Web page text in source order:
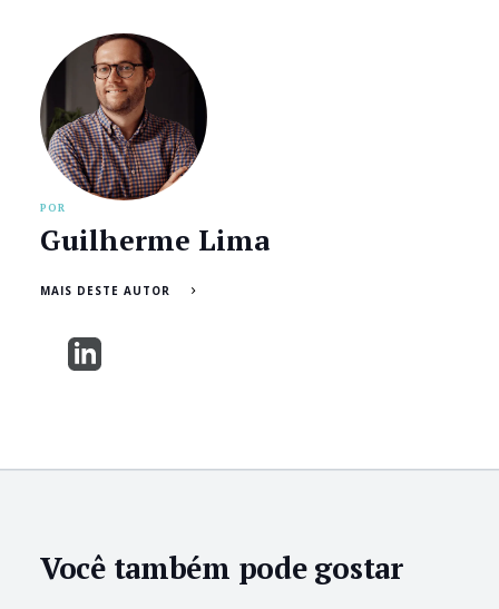
POR
Guilherme Lima
MAIS DESTE AUTOR
Você também pode gostar